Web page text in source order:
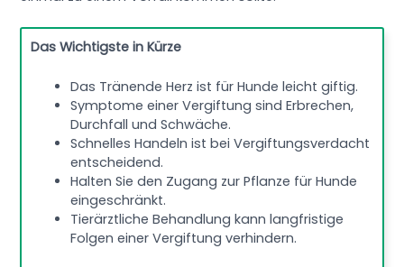
Das Wichtigste in Kürze
Das Tränende Herz ist für Hunde leicht giftig.
Symptome einer Vergiftung sind Erbrechen,
Durchfall und Schwäche.
Schnelles Handeln ist bei Vergiftungsverdacht
entscheidend.
Halten Sie den Zugang zur Pflanze für Hunde
eingeschränkt.
Tierärztliche Behandlung kann langfristige
Folgen einer Vergiftung verhindern.